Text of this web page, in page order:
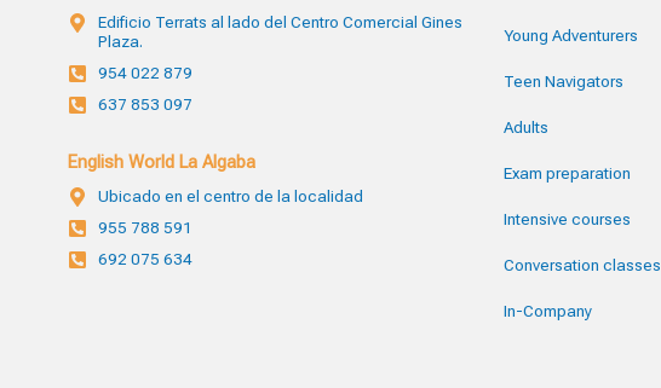
Edificio Terrats al lado del Centro Comercial Gines
Plaza.
954 022 879
637 853 097
English World La Algaba
Ubicado en el centro de la localidad
955 788 591
692 075 634
Young Adventurers
Teen Navigators
Adults
Exam preparation
Intensive courses
Conversation classes
In-Company